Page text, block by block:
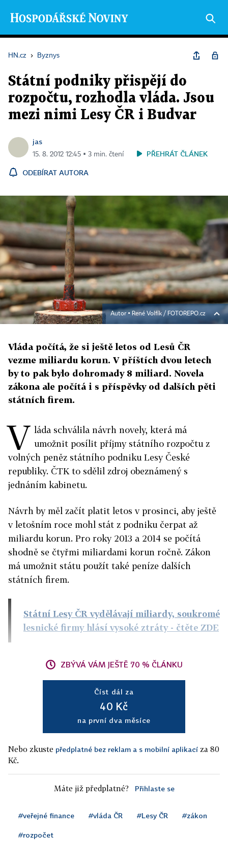
HN.cz › Byznys
Státní podniky přispějí do
rozpočtu, rozhodla vláda. Jsou
mezi nimi Lesy ČR i Budvar
jas
15. 8. 2012 12:45 ▪ 3 min. čtení PŘEHRÁT ČLÁNEK
ODEBÍRAT AUTORA
Autor ▪ René Volfík / FOTOREPO.cz
Vláda počítá, že si ještě letos od Lesů ČR
vezme miliardu korun. V příštích dvou letech
by to pak bylo dohromady 8 miliard. Novela
zákona ale počítá i s příspěvky od dalších pěti
státních firem.
V láda schválila návrh novely, která má
umožnit posílit příjmy státního rozpočtu z
volných peněz státního podniku Lesy České
republiky. ČTK to sdělil zdroj obeznámený s
jednáním kabinetu.
Návrh by měl začít platit letos v prosinci, aby ještě
v letošním roce mohl stát z podniku čerpat až
miliardu korun. Pro roky 2013 a 2014 se počítá
shodně se čtyřmi miliardami korun ročně. Zákon
má umožnit státu použít také peníze dalších
státních firem.
Státní Lesy ČR vydělávají miliardy, soukromé
lesnické firmy hlásí vysoké ztráty- čtěte ZDE
ZBÝVÁ VÁM JEŠTĚ 70 % ČLÁNKU
Číst dál za
40 Kč
na první dva měsíce
Nebo zkuste předplatné bez reklam a s mobilní aplikací za 80
Kč.
Máte již předplatné? Přihlaste se
#veřejné finance #vláda ČR #Lesy ČR #zákon
#rozpočet